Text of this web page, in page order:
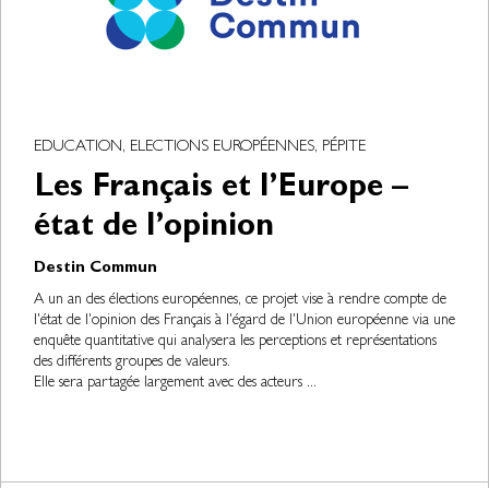
EDUCATION, ELECTIONS EUROPÉENNES, PÉPITE
Les Français et l’Europe –
état de l’opinion
Destin Commun
A un an des élections européennes, ce projet vise à rendre compte de
l'état de l'opinion des Français à l'égard de l'Union européenne via une
enquête quantitative qui analysera les perceptions et représentations
des différents groupes de valeurs.
Elle sera partagée largement avec des acteurs ...